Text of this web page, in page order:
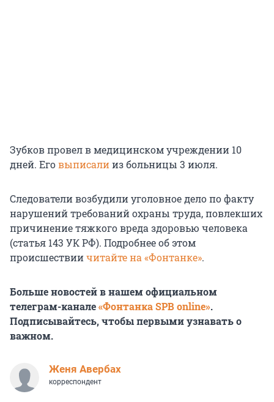
Зубков провел в медицинском учреждении 10
дней. Еговыписалииз больницы 3 июля.
Следователи возбудили уголовное дело по факту
нарушений требований охраны труда, повлекших
причинение тяжкого вреда здоровью человека
(статья 143 УК РФ). Подробнее об этом
происшествиичитайте на «Фонтанке».
Больше новостей в нашем официальном
телеграм-канале«Фонтанка SPB online».
Подписывайтесь, чтобы первыми узнавать о
важном.
Женя Авербах
корреспондент